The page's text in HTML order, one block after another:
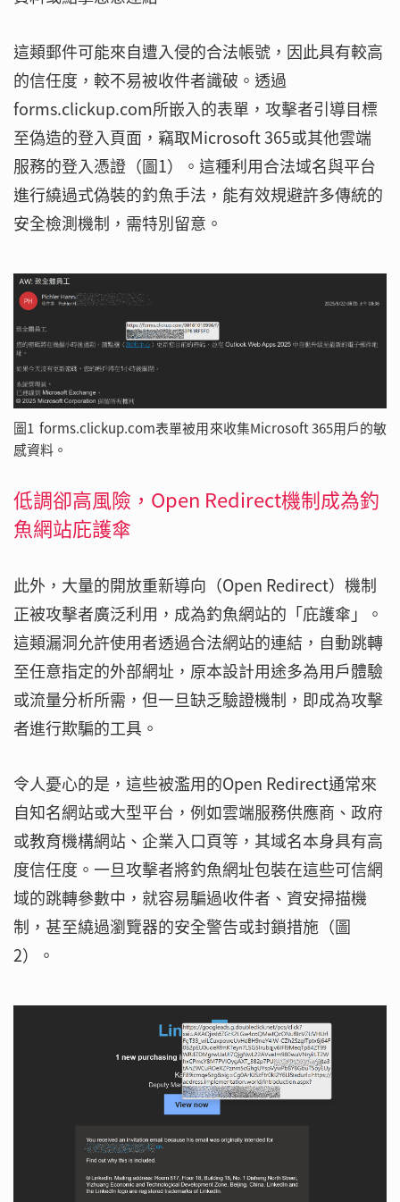
這類郵件可能來自遭入侵的合法帳號，因此具有較高
的信任度，較不易被收件者識破。透過
forms.clickup.com所嵌入的表單，攻擊者引導目標
至偽造的登入頁面，竊取Microsoft 365或其他雲端
服務的登入憑證（圖1）。這種利用合法域名與平台
進行繞過式偽裝的釣魚手法，能有效規避許多傳統的
安全檢測機制，需特別留意。
圖1 forms.clickup.com表單被用來收集Microsoft 365用戶的敏
感資料。
低調卻高風險，Open Redirect機制成為釣
魚網站庇護傘
此外，大量的開放重新導向（Open Redirect）機制
正被攻擊者廣泛利用，成為釣魚網站的「庇護傘」。
這類漏洞允許使用者透過合法網站的連結，自動跳轉
至任意指定的外部網址，原本設計用途多為用戶體驗
或流量分析所需，但一旦缺乏驗證機制，即成為攻擊
者進行欺騙的工具。
令人憂心的是，這些被濫用的Open Redirect通常來
自知名網站或大型平台，例如雲端服務供應商、政府
或教育機構網站、企業入口頁等，其域名本身具有高
度信任度。一旦攻擊者將釣魚網址包裝在這些可信網
域的跳轉參數中，就容易騙過收件者、資安掃描機
制，甚至繞過瀏覽器的安全警告或封鎖措施（圖
2）。